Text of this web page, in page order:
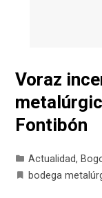
Voraz
Fontibón
Actualidad,
bodega